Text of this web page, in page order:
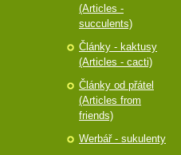
(Articles -
succulents)
Články - kaktusy
(Articles - cacti)
Články od přátel
(Articles from
friends)
Werbář - sukulenty